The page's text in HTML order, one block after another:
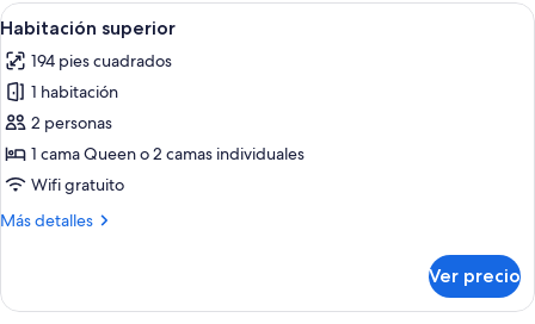
Abrir
todas
las
fotos
de
Habitación
superior
Habitación de hotel con una cama
5
Habitación superior
194 pies cuadrados
1 habitación
2 personas
1 cama Queen o 2 camas individuales
Wifi gratuito
Más detalles
Más
superior
Ver precio